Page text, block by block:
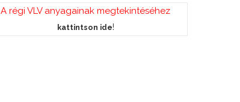
A régi VLV anyagainak megtekintéséhez
kattintson ide!